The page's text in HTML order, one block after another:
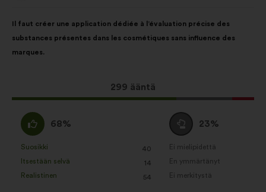
sisältö:
Il faut créer une application dédiée à l’évaluation précise des
substances présentes dans les cosmétiques sans influence des
marques.
Tämä
ehdotus
299 ääntä
jakautuminen:
samaa
mieltä
:
68%
Suosikki
: 40
kertaa
Itsestään selvä
: 14
kertaa
Realistinen
: 54
kertaa
Äänestä
tyhjää
:
23%
Ei mielipidettä
:kertaa
En ymmärtänyt
:kertaa
Ei merkitystä
:kertaa